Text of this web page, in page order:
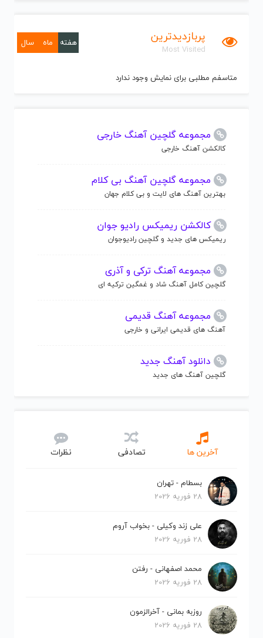
پربازدیدترین
Most Visited
هفته ماه سال
متاسفم مطلبی برای نمایش وجود ندارد
مجموعه گلچین آهنگ خارجی
کالکشن آهنگ خارجی
مجموعه گلچین آهنگ بی کلام
بهترین آهنگ های لایت و بی کلام جهان
کالکشن ریمیکس رادیو جوان
ریمیکس های جدید و گلچین رادیوجوان
مجموعه آهنگ ترکی و آذری
گلچین کامل آهنگ شاد و غمگین ترکیه ای
مجموعه آهنگ قدیمی
آهنگ های قدیمی ایرانی و خارجی
دانلود آهنگ جدید
گلچین آهنگ های جدید
آخرین ها تصادفی نظرات
بسطام - تهران
28 فوریه 2026
علی زند وکیلی - بخواب آروم
28 فوریه 2026
محمد اصفهانی - رفتن
28 فوریه 2026
روزبه بمانی - آخرالزمون
28 فوریه 2026